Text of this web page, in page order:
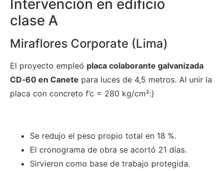
Intervención en edificio
clase A
Miraflores Corporate (Lima)
El proyecto empleó placa colaborante galvanizada
CD‑60 en Canete para luces de 4,5 metros. Al unir la
placa con concreto f’c = 280 kg/cm²:}
Se redujo el peso propio total en 18 %.
El cronograma de obra se acortó 21 días.
Sirvieron como base de trabajo protegida.